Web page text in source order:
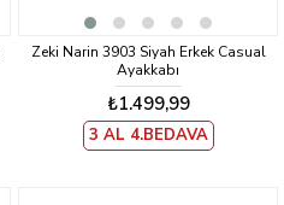
Zeki Narin 3903 Siyah Erkek Casual
Ayakkabı
₺1.499,99
3 AL 4.BEDAVA